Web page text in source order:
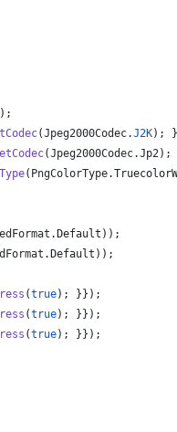
(Jpeg2000Codec.J2K);
(Jpeg2000Codec.Jp2);
( PngColorType.
. Default ));
. Default ));
(true); }});
(true); }});
(true); }});